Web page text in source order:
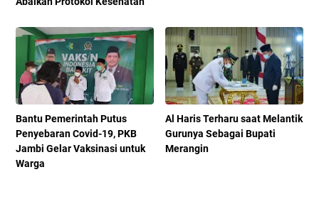
Bantu Pemerintah Putus
Penyebaran Covid-19, PKB
Jambi Gelar Vaksinasi untuk
Warga
Al Haris Terharu saat Melantik
Gurunya Sebagai Bupati
Merangin